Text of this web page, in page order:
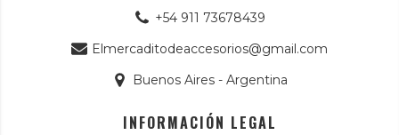
+54 911 73678439
Elmercaditodeaccesorios@gmail.com
Buenos Aires - Argentina
INFORMACIÓN LEGAL